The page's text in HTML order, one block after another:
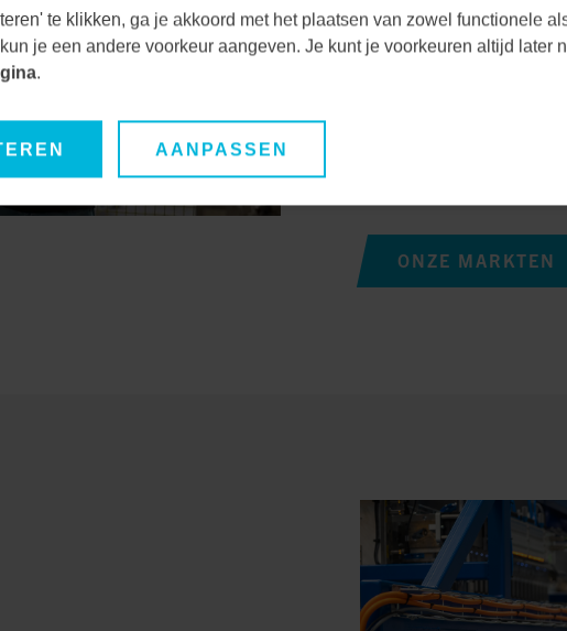
Door nauwe
unieke behoeften en
Hierdoor
oplossingen, maar
ONZE MARKTEN
te klikken, ga je akkoord met het plaatsen van zowel functionele
je een andere voorkeur aangeven. Je kunt je voorkeuren altijd later
.
AANPASSEN